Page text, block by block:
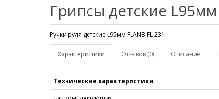
Грипсы детские L95мм
Ручки руля детские L95мм FLANB FL-231
Характеристики Отзывов (0) Описание
Технические характеристики